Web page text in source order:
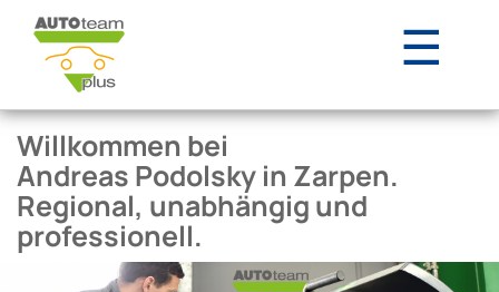
☰
Willkommen bei
Andreas Podolsky in Zarpen.
Regional, unabhängig und
professionell.